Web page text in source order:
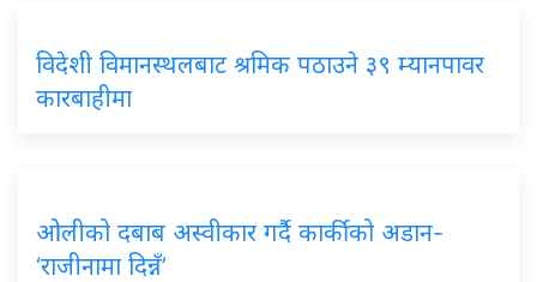
विदेशी विमानस्थलबाट श्रमिक पठाउने ३९ म्यानपावर
कारबाहीमा
ओलीको दबाब अस्वीकार गर्दै कार्कीको अडान-
‘राजीनामा दिन्नँ’